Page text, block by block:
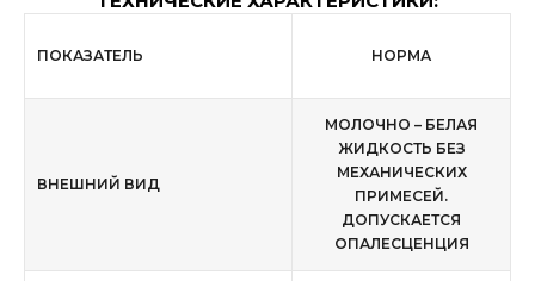
ПОКАЗАТЕЛЬ НОРМА
ВНЕШНИЙ ВИД
МОЛОЧНО – БЕЛАЯ
ЖИДКОСТЬ БЕЗ
МЕХАНИЧЕСКИХ
ПРИМЕСЕЙ.
ДОПУСКАЕТСЯ
ОПАЛЕСЦЕНЦИЯ